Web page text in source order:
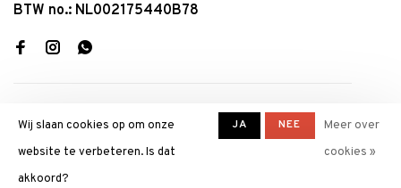
BTW no.: NL002175440B78
© Copyright 2026 Holy ChiQ by
Wij slaan cookies op om onze
website te verbeteren. Is dat
akkoord?
JA NEE
Meer over
cookies »